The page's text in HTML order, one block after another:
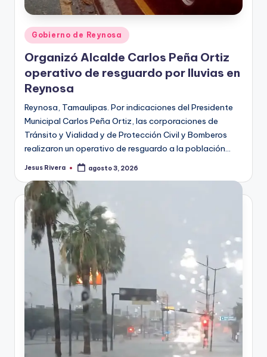
Publicado
en
Gobierno de Reynosa
Organizó Alcalde Carlos Peña Ortiz
operativo de resguardo por lluvias en
Reynosa
Reynosa, Tamaulipas. Por indicaciones del Presidente
Municipal Carlos Peña Ortiz, las corporaciones de
Tránsito y Vialidad y de Protección Civil y Bomberos
realizaron un operativo de resguardo a la población…
Publicado
Jesus Rivera agosto 3, 2026